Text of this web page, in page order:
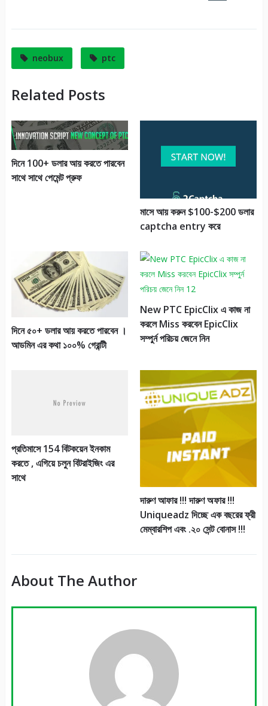
neobux ptc
Related Posts
দিনে 100+ ডলার আয় করতে পারবেন
সাথে সাথে পেমেন্ট প্রুফ
মাসে আয় করুন $100-$200 ডলার
captcha entry করে
দিনে ৫০+ ডলার আয় করতে পারবেন ।
আডমিন এর কথা ১০০% গেরান্টী
New PTC EpicClix এ কাজ না
করলে Miss করবেন EpicClix
সম্পুর্ন পরিচয় জেনে নিন
প্রতিমাসে 154 বিটকয়েন ইনকাম
করতে , এগিয়ে চলুন বিটরাইজিং এর
সাথে
দারুণ আফার !!! দারুণ অফার !!!
Uniqueadz দিচ্ছে এক বছরের ফ্রী
মেম্বারশিপ এবং .২০ সেন্ট বোনাস !!!
About The Author